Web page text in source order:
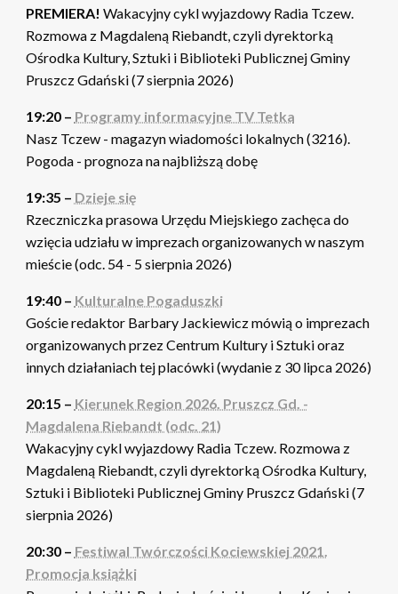
PREMIERA! Wakacyjny cykl wyjazdowy Radia Tczew.
Rozmowa z Magdaleną Riebandt, czyli dyrektorką
Ośrodka Kultury, Sztuki i Biblioteki Publicznej Gminy
Pruszcz Gdański (7 sierpnia 2026)
19:20 – Programy informacyjne TV Tetka
Nasz Tczew - magazyn wiadomości lokalnych (3216).
Pogoda - prognoza na najbliższą dobę
19:35 – Dzieje się
Rzeczniczka prasowa Urzędu Miejskiego zachęca do
wzięcia udziału w imprezach organizowanych w naszym
mieście (odc. 54 - 5 sierpnia 2026)
19:40 – Kulturalne Pogaduszki
Goście redaktor Barbary Jackiewicz mówią o imprezach
organizowanych przez Centrum Kultury i Sztuki oraz
innych działaniach tej placówki (wydanie z 30 lipca 2026)
20:15 – Kierunek Region 2026. Pruszcz Gd. -
Magdalena Riebandt (odc. 21)
Wakacyjny cykl wyjazdowy Radia Tczew. Rozmowa z
Magdaleną Riebandt, czyli dyrektorką Ośrodka Kultury,
Sztuki i Biblioteki Publicznej Gminy Pruszcz Gdański (7
sierpnia 2026)
20:30 – Festiwal Twórczości Kociewskiej 2021.
Promocja książki